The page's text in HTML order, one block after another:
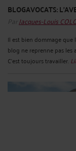
BLOGAVOCATS:
Par Jacques-Louis
Il est bien dommage
blog ne reprenne pas les
C'est toujours travailler.